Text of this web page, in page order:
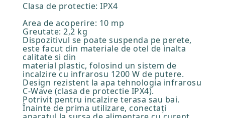
Clasa de protectie: IPX4
Area de acoperire: 10 mp
Greutate: 2,2 kg
Dispozitivul se poate suspenda pe perete,
este facut din materiale de otel de inalta
calitate si din
material plastic, folosind un sistem de
incalzire cu infrarosu 1200 W de putere.
Design rezistent la apa tehnologia infrarosu
C-Wave (clasa de protectie IPX4).
Potrivit pentru incalzire terasa sau bai.
Înainte de prima utilizare, conectaţi